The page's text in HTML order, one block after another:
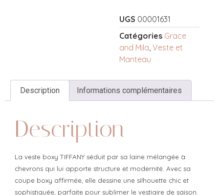
UGS 00001631
Catégories Grace
and Mila Veste et
Manteau
Description Informations complémentaires
Description
La veste boxy TIFFANY séduit par sa laine mélangée à
chevrons qui lui apporte structure et modernité. Avec sa
coupe boxy affirmée, elle dessine une silhouette chic et
sophistiquée, parfaite pour sublimer le vestiaire de saison.